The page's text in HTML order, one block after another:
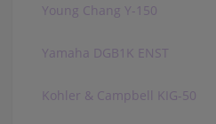
Young Chang Y-150
Yamaha DGB1K ENST
Kohler & Campbell KIG-50